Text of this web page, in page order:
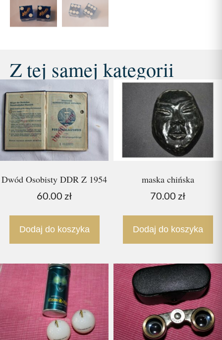
Z tej samej kategorii
Dwód Osobisty DDR Z 1954
60.00 zł
Dodaj do koszyka
maska chińska
70.00 zł
Dodaj do koszyka